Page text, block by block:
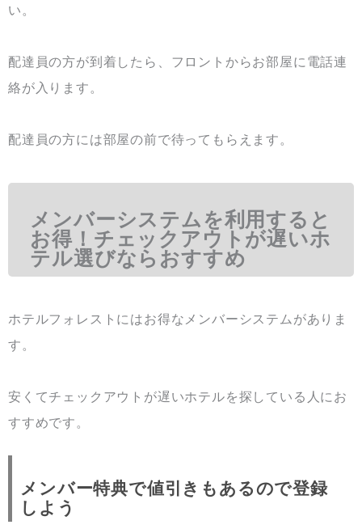
い。
配達員の方が到着したら、フロントからお部屋に電話連
絡が入ります。
配達員の方には部屋の前で待ってもらえます。
メンバーシステムを利用すると
お得！チェックアウトが遅いホ
テル選びならおすすめ
ホテルフォレストにはお得なメンバーシステムがありま
す。
安くてチェックアウトが遅いホテルを探している人にお
すすめです。
メンバー特典で値引きもあるので登録
しよう